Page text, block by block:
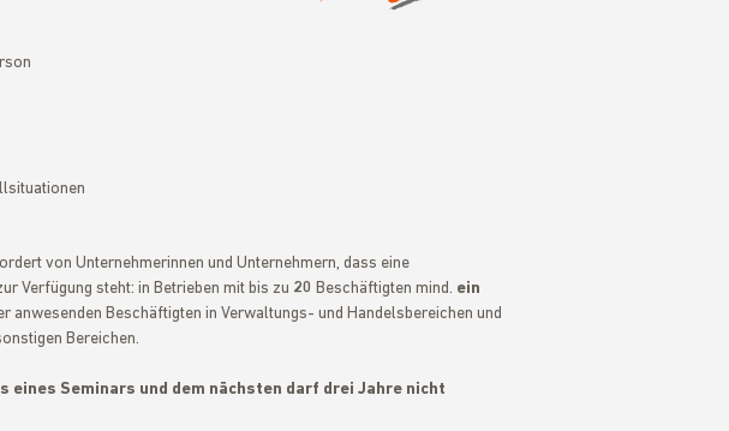
von Unternehmerinnen und Unternehmern, dass eine
Verfügung steht: in Betrieben mit bis zu 20 Beschäftigten mind. ein
anwesenden Beschäftigten in Verwaltungs- und Handelsbereichen und
Bereichen.
eines Seminars und dem nächsten darf drei Jahre nicht